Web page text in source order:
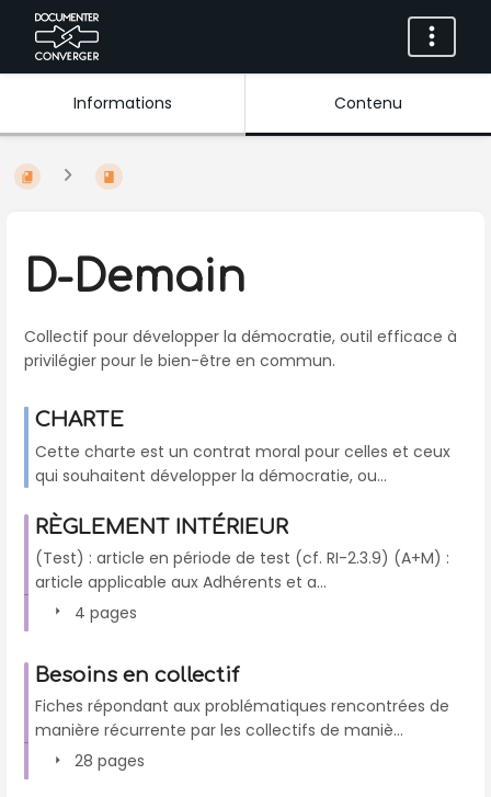
Informations Contenu
D-Demain
Collectif pour développer la démocratie, outil efficace à
privilégier pour le bien-être en commun.
CHARTE
Cette charte est un contrat moral pour celles et ceux
qui souhaitent développer la démocratie, ou...
RÈGLEMENT INTÉRIEUR
(Test) : article en période de test (cf. RI-2.3.9) (A+M) :
article applicable aux Adhérents et a...
4 pages
Besoins en collectif
Fiches répondant aux problématiques rencontrées de
manière récurrente par les collectifs de maniè...
28 pages